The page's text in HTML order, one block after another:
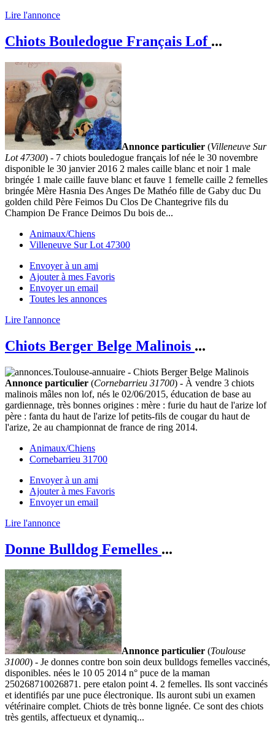
Lire l'annonce
Chiots Bouledogue Français Lof ...
Annonce particulier (Villeneuve Sur
Lot 47300) - 7 chiots bouledogue français lof née le 30 novembre
disponible le 30 janvier 2016 2 males caille blanc et noir 1 male
bringée 1 male caille fauve blanc et fauve 1 femelle caille 2 femelles
bringée Mère Hasnia Des Anges De Mathéo fille de Gaby duc Du
golden child Père Feimos Du Clos De Chantegrive fils du
Champion De France Deimos Du bois de...
Animaux/Chiens
Villeneuve Sur Lot 47300
Envoyer à un ami
Ajouter à mes Favoris
Envoyer un email
Toutes les annonces
Lire l'annonce
Chiots Berger Belge Malinois ...
Annonce particulier (Cornebarrieu 31700) - À vendre 3 chiots
malinois mâles non lof, nés le 02/06/2015, éducation de base au
gardiennage, très bonnes origines : mère : furie du haut de l'arize lof
père : fanta du haut de l'arize lof petits-fils de cougar du haut de
l'arize, 2e au championnat de france de ring 2014.
Animaux/Chiens
Cornebarrieu 31700
Envoyer à un ami
Ajouter à mes Favoris
Envoyer un email
Lire l'annonce
Donne Bulldog Femelles ...
Annonce particulier (Toulouse
31000) - Je donnes contre bon soin deux bulldogs femelles vaccinés,
disponibles. nées le 10 05 2014 n° puce de la maman
250268710026871. pere etalon point 4. 2 femelles. Ils sont vaccinés
et identifiés par une puce électronique. Ils auront subi un examen
vétérinaire complet. Chiots de très bonne lignée. Ce sont des chiots
très gentils, affectueux et dynamiq...